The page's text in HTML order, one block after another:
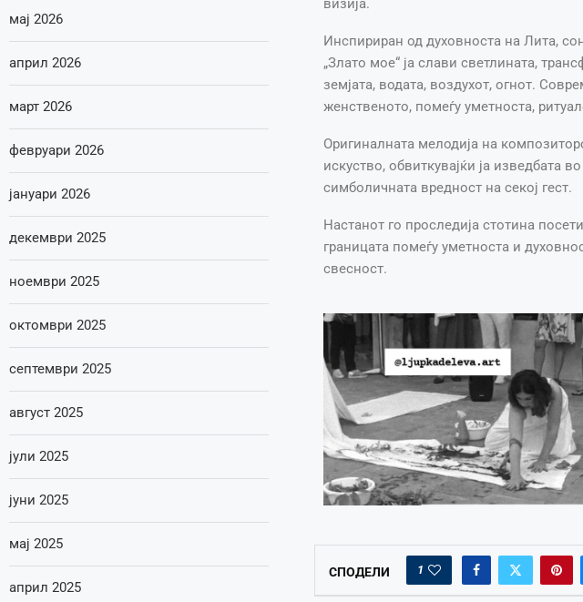
визија.
Инспириран од духовноста на Лита,
„Злато мое“ ја слави светлината,
земјата, водата, воздухот, огнот.
женственото, помеѓу уметноста,
Оригиналната мелодија на
искуство, обвиткувајќи ја изведбата
симболичната вредност на секој гест.
Настанот го проследија стотина
границата помеѓу уметноста и
свесност.
СПОДЕЛИ 1
мај 2026
април 2026
март 2026
февруари 2026
јануари 2026
декември 2025
ноември 2025
октомври 2025
септември 2025
август 2025
јули 2025
јуни 2025
мај 2025
април 2025